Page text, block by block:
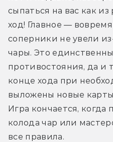
сыпаться на вас как
ход! Главное —
соперники не увели
чары. Это
противостояния, да и
конце хода при
выложены новые
Игра кончается, когда
колода чар или
все правила.